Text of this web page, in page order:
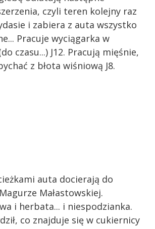
czyli teren kolejny raz
i zabiera z auta wszystko
Pracuje wyciągarka w
czasu...) J12. Pracują mięśnie,
z błota wiśniową J8.
auta docierają do
Małastowskiej.
i herbata... i niespodzianka.
co znajduje się w cukiernicy